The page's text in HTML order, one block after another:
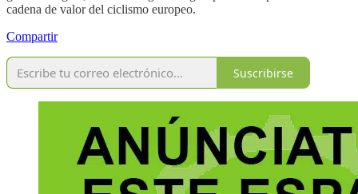
cadena de valor del ciclismo europeo.
Compartir
Suscribirse